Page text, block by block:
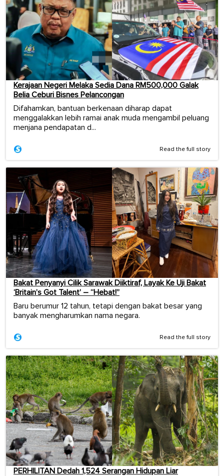
Kerajaan Negeri Melaka Sedia Dana RM500,000 Galak
Belia Ceburi Bisnes Pelancongan
Difahamkan, bantuan berkenaan diharap dapat
menggalakkan lebih ramai anak muda mengambil peluang
menjana pendapatan d...
Read the full story
Bakat Penyanyi Cilik Sarawak Diiktiraf, Layak Ke Uji Bakat
‘Britain’s Got Talent’ – “Hebat!”
Baru berumur 12 tahun, tetapi dengan bakat besar yang
banyak mengharumkan nama negara.
Read the full story
PERHILITAN Dedah 1,524 Serangan Hidupan Liar